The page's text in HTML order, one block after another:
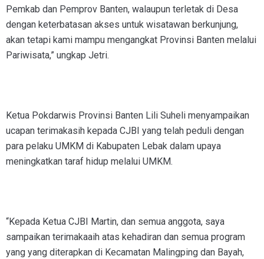
Pemkab dan Pemprov Banten, walaupun terletak di Desa
dengan keterbatasan akses untuk wisatawan berkunjung,
akan tetapi kami mampu mengangkat Provinsi Banten melalui
Pariwisata,” ungkap Jetri.
Ketua Pokdarwis Provinsi Banten Lili Suheli menyampaikan
ucapan terimakasih kepada CJBI yang telah peduli dengan
para pelaku UMKM di Kabupaten Lebak dalam upaya
meningkatkan taraf hidup melalui UMKM.
“Kepada Ketua CJBI Martin, dan semua anggota, saya
sampaikan terimakaaih atas kehadiran dan semua program
yang yang diterapkan di Kecamatan Malingping dan Bayah,